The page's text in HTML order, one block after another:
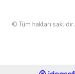
© Tüm hakları